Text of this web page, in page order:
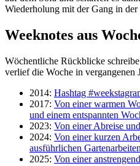
Wiederholung mit der Gang in der
Weeknotes aus
Wöchentliche Rückblicke
verlief die Woche in vergangenen
2014: Hashtag
2017: Von einer warmen
und einem entspannten
2023: Von einer Abreise
2024: Von einer kurzen
ausführlichen Gartenarbeiten
2025: Von einer